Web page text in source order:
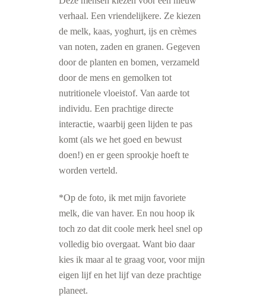
verhaal. Een vriendelijkere. Ze kiezen
de melk, kaas, yoghurt, ijs en crèmes
van noten, zaden en granen. Gegeven
door de planten en bomen, verzameld
door de mens en gemolken tot
nutritionele vloeistof. Van aarde tot
individu. Een prachtige directe
interactie, waarbij geen lijden te pas
komt (als we het goed en bewust
doen!) en er geen sprookje hoeft te
worden verteld.
*Op de foto, ik met mijn favoriete
melk, die van haver. En nou hoop ik
toch zo dat dit coole merk heel snel op
volledig bio overgaat. Want bio daar
kies ik maar al te graag voor, voor mijn
eigen lijf en het lijf van deze prachtige
planeet.